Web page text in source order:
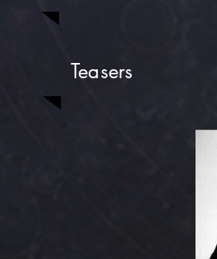
Teasers